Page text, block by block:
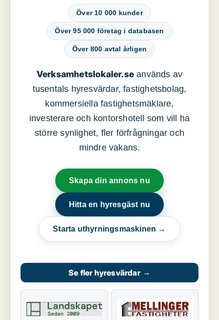
Över 10 000 kunder
Över 95 000 företag i databasen
Över 800 avtal årligen
Verksamhetslokaler.se används av
tusentals hyresvärdar, fastighetsbolag,
kommersiella fastighetsmäklare,
investerare och kontorshotell som vill ha
större synlighet, fler förfrågningar och
mindre vakans.
Skapa din annons nu
Hitta en hyresgäst nu
Starta uthyrningsmaskinen →
Se fler hyresvärdar →